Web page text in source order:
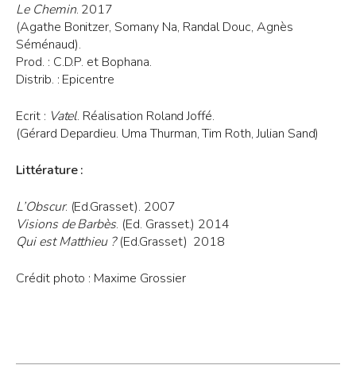
Le Chemin. 2017
(Agathe Bonitzer, Somany Na, Randal Douc, Agnès
Séménaud).
Prod. : C.D.P. et Bophana.
Distrib. : Epicentre
Ecrit : Vatel. Réalisation Roland Joffé.
(Gérard Depardieu. Uma Thurman, Tim Roth, Julian Sand)
Littérature :
L’Obscur. (Ed.Grasset). 2007
Visions de Barbès. (Ed. Grasset.) 2014
Qui est Matthieu ?(Ed.Grasset) 2018
Crédit photo : Maxime Grossier